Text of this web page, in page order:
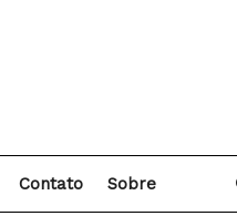
Contato Sobre